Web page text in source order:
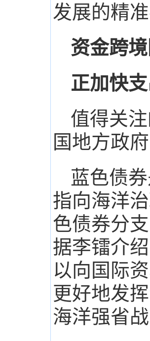
发展的精
资金跨
正加快
值得关
国地方政
蓝色债
指向海洋
色债券分
据李镭介
以向国际
更好地发
海洋强省